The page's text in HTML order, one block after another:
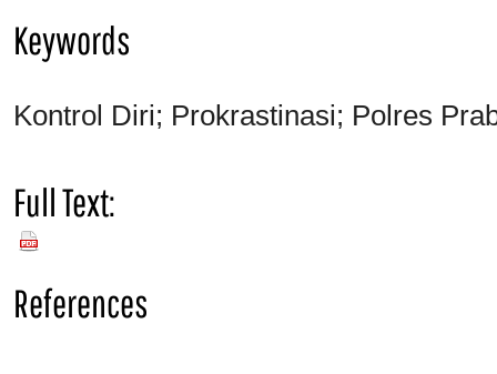
Keywords
Kontrol Diri; Prokrastinasi; Polres
Full Text:
PDF
References